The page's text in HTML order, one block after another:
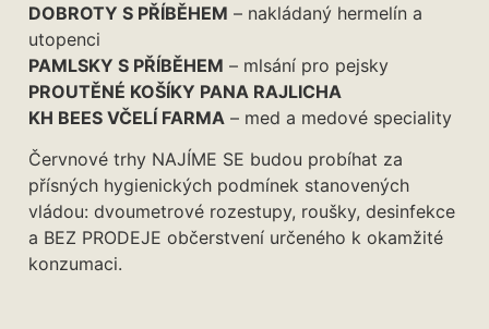
DOBROTY S PŘÍBĚHEM – nakládaný hermelín a
utopenci
PAMLSKY S PŘÍBĚHEM – mlsání pro pejsky
PROUTĚNÉ KOŠÍKY PANA RAJLICHA
KH BEES VČELÍ FARMA – med a medové speciality
Červnové trhy NAJÍME SE budou probíhat za
přísných hygienických podmínek stanovených
vládou: dvoumetrové rozestupy, roušky, desinfekce
a BEZ PRODEJE občerstvení určeného k okamžité
konzumaci.